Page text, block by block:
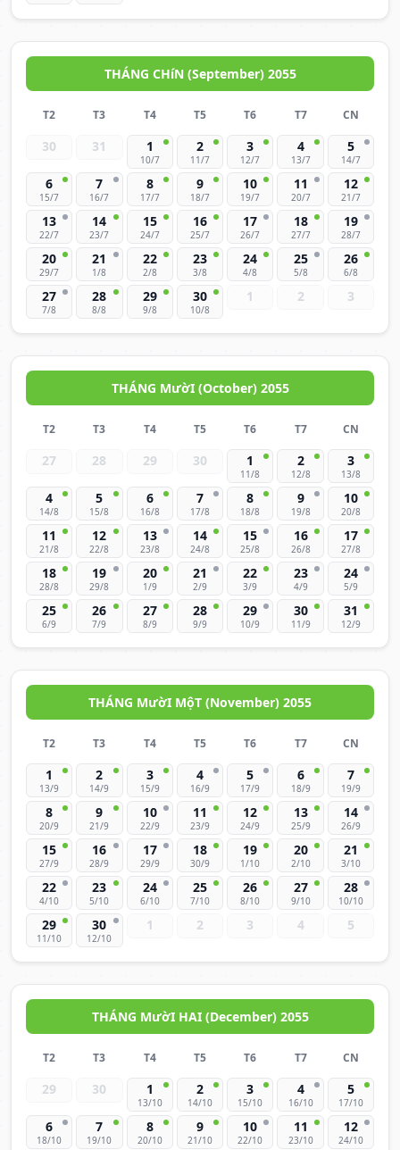
THÁNG CHíN (September) 2055
T2 T3 T4 T5 T6 T7 CN
30 31 1
10/7
2
11/7
3
12/7
4
13/7
5
14/7
6
15/7
7
16/7
8
17/7
9
18/7
10
19/7
11
20/7
12
21/7
13
22/7
14
23/7
15
24/7
16
25/7
17
26/7
18
27/7
19
28/7
20
29/7
21
1/8
22
2/8
23
3/8
24
4/8
25
5/8
26
6/8
27
7/8
28
8/8
29
9/8
30
10/8
1 2 3
THÁNG MườI (October) 2055
T2 T3 T4 T5 T6 T7 CN
27 28 29 30 1
11/8
2
12/8
3
13/8
4
14/8
5
15/8
6
16/8
7
17/8
8
18/8
9
19/8
10
20/8
11
21/8
12
22/8
13
23/8
14
24/8
15
25/8
16
26/8
17
27/8
18
28/8
19
29/8
20
1/9
21
2/9
22
3/9
23
4/9
24
5/9
25
6/9
26
7/9
27
8/9
28
9/9
29
10/9
30
11/9
31
12/9
THÁNG MườI MộT (November) 2055
T2 T3 T4 T5 T6 T7 CN
1
13/9
2
14/9
3
15/9
4
16/9
5
17/9
6
18/9
7
19/9
8
20/9
9
21/9
10
22/9
11
23/9
12
24/9
13
25/9
14
26/9
15
27/9
16
28/9
17
29/9
18
30/9
19
1/10
20
2/10
21
3/10
22
4/10
23
5/10
24
6/10
25
7/10
26
8/10
27
9/10
28
10/10
29
11/10
30
12/10
1 2 3 4 5
THÁNG MườI HAI (December) 2055
T2 T3 T4 T5 T6 T7 CN
29 30 1
13/10
2
14/10
3
15/10
4
16/10
5
17/10
6
18/10
7
19/10
8
20/10
9
21/10
10
22/10
11
23/10
12
24/10